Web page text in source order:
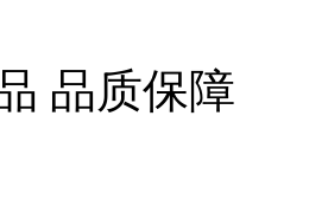
品质保障